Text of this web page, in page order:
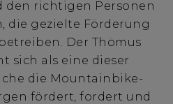
den richtigen Personen
die gezielte Förderung
Der Thömus
sich als eine dieser
die Mountainbike-
fördert, fordert und